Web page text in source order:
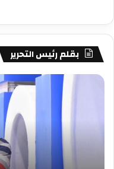
بقلم رئيس التحرير
مصطفى